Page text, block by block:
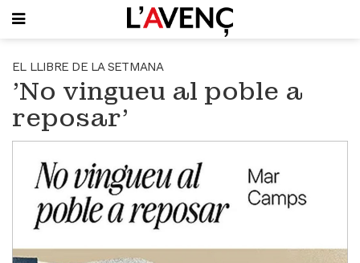
PORTADA
QUI SOM
L'AVENÇ PAPER
LLIBRES
PUBLICITAT
AGENDA
VIDEOTECA
SUBSCRIU-T'HI
EL LLIBRE DE LA SETMANA
'No vingueu al poble a
reposar'